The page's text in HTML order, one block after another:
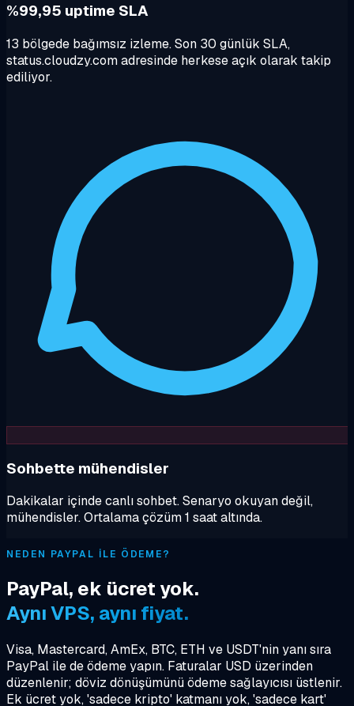
%99,95 uptime SLA
13 bölgede bağımsız izleme. Son 30 günlük SLA,
status.cloudzy.com adresinde herkese açık olarak takip
ediliyor.
Sohbette mühendisler
Dakikalar içinde canlı sohbet. Senaryo okuyan değil,
mühendisler. Ortalama çözüm 1 saat altında.
NEDEN PAYPAL ILE ÖDEME?
PayPal, ek ücret yok.
Aynı VPS, aynı fiyat.
Visa, Mastercard, AmEx, BTC, ETH ve USDT'nin yanı sıra
PayPal ile de ödeme yapın. Faturalar USD üzerinden
düzenlenir; döviz dönüşümünü ödeme sağlayıcısı üstlenir.
Ek ücret yok, 'sadece kripto' katmanı yok, 'sadece kart'